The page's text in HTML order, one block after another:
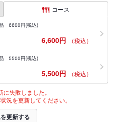
コース
品 6600円(税込)
6,600円 （税込）
品 5500円(税込)
5,500円 （税込）
失敗しました。
況を更新してください。
更新する